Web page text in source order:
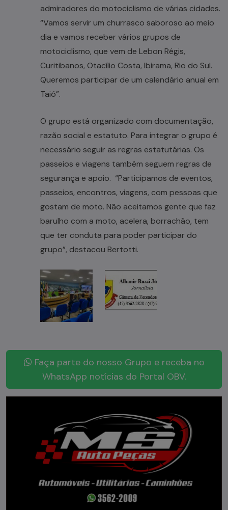
admiradores do motociclismo de várias cidades.
“Vamos servir um churrasco saboroso ao meio
dia e vamos receber vários grupos de
motociclismo, que vem de Lebon Régis,
Curitibanos, Otacílio Costa, Ibirama, Rio do Sul.
Queremos participar de um calendário anual em
Taió”.
O grupo está organizado com documentação,
razão social e estatuto. Para integrar o grupo é
necessário seguir as regras estatutárias. Os
passeios e viagens também seguem regras de
segurança e apoio. “Participamos de eventos,
passeios, encontros, viagens, com pessoas que
gostam de moto. Não aceitamos gente que faz
barulho com a moto, acelera, borrachão, tem
que ter conduta para poder participar do
grupo”, destacou Bertotti.
Faça parte do nosso Grupo e receba no
WhatsApp notícias do Portal OBV.